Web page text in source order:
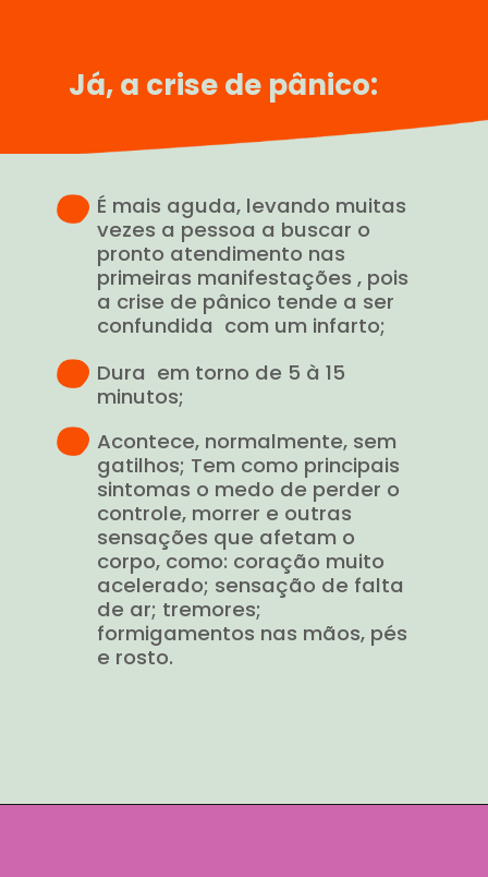
É mais aguda, levando muitas
vezes a pessoa a buscar o
pronto atendimento nas
primeiras manifestações , pois
a crise de pânico tende a ser
confundida com um infarto;
Já, a crise de pânico:
Dura em torno de 5 à 15
minutos;
Acontece, normalmente, sem
gatilhos; Tem como principais
sintomas o medo de perder o
controle, morrer e outras
sensações que afetam o
corpo, como: coração muito
acelerado; sensação de falta
de ar; tremores;
formigamentos nas mãos, pés
e rosto.